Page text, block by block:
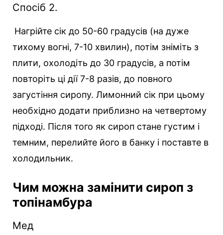
Спосіб 2.
Нагрійте сік до 50-60 градусів (на дуже
тихому вогні, 7-10 хвилин), потім зніміть з
плити, охолодіть до 30 градусів, а потім
повторіть ці дії 7-8 разів, до повного
загустіння сиропу. Лимонний сік при цьому
необхідно додати приблизно на четвертому
підході. Після того як сироп стане густим і
темним, перелийте його в банку і поставте в
холодильник.
Чим можна замінити сироп з
топінамбура
Мед